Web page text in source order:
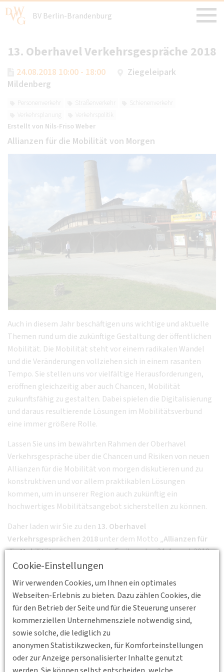
Cookie-Einstellungen
Wir verwenden Cookies, um Ihnen ein optimales
Webseiten-Erlebnis zu bieten. Dazu zählen Cookies, die
für den Betrieb der Seite und für die Steuerung unserer
kommerziellen Unternehmensziele notwendig sind,
sowie solche, die lediglich zu
anonymen Statistikzwecken, für Komforteinstellungen
oder zur Anzeige personalisierter Inhalte genutzt
BV Berlin-Brandenburg
13. Oberhavel Verkehrsgespräche 2018
24.08.2018 10:00 - 18:00
Ziegeleipark
Mildenberg
Personenverkehr Straßenverkehr
Schienenverkehr
Verkehrsplanung
Verkehrspolitik
Erstellt von Nils-Friso Weber
Allianzen für die Mobilität von Morgen
Auch in diesem Jahr beschäftigen uns wichtige und aktuelle
Themen rund um die zukünftige Gestaltung der öffentlichen
Mobilität. Die Mobilität steht vor einem radikalen Wandel
und die Veränderungen vollziehen sich in einem rasanten
Tempo. Sie stellen uns vor vielfältige Herausforderungen,
eröffnen gleichzeitig aber auch Chancen, Mobilität
zukunftsfähig zu gestalten. Dabei spielen die Digitalisierung
und daraus resultierende Lösungen im Mobilitätsverbund
eine immer größere Rolle.
Lassen Sie uns im bewährten Rahmen der Oberhavel
Verkehrsgespräche über die Chancen und Risiken von neuen
Allianzen für die Mobilität von morgen diskutieren und zu
konstruktiven und vor allem praktikablen Lösungen
kommen, um in unserer Region auch zukünftig ein
hochwertiges Mobilitätsangebot sicherstellen zu können.
Daher laden wir Sie zu den 13. Oberhavel
Verkehrsgesprächen 2018unter dem Motto „Allianzen für
die Mobilität von morgen“am Freitag, den 24. August 2018
ein. Die Veranstaltung findet wie in den Vorjahren in
statt.
Freuen Sie sich auf folgendes <link fileadmin content-pool
bv_berlin-brandenburg download der
datei>Tagungsprogramm.
Am Veranstaltungstag wird ein Bus Shuttle zwischen dem
Bahnhof Oranienburg und dem Veranstaltungsort